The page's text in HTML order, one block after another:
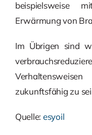
beispielsweise
Erwärmung von
Im Übrigen sind
zukunftsfähig zu
Quelle: esyoil